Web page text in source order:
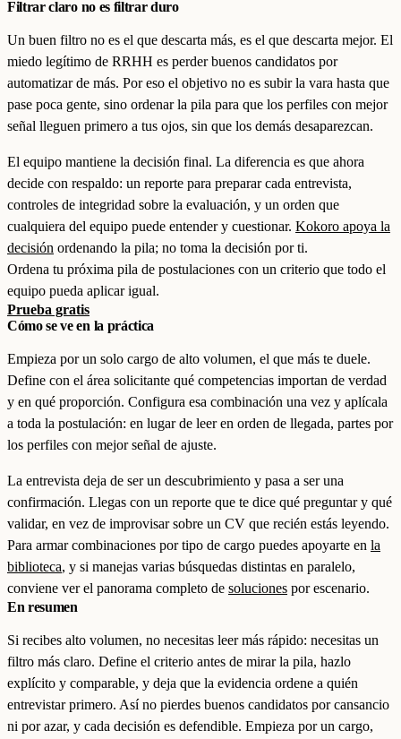
Filtrar claro no es filtrar duro
Un buen filtro no es el que descarta más, es el que descarta mejor. El
miedo legítimo de RRHH es perder buenos candidatos por
automatizar de más. Por eso el objetivo no es subir la vara hasta que
pase poca gente, sino ordenar la pila para que los perfiles con mejor
señal lleguen primero a tus ojos, sin que los demás desaparezcan.
El equipo mantiene la decisión final. La diferencia es que ahora
decide con respaldo: un reporte para preparar cada entrevista,
controles de integridad sobre la evaluación, y un orden que
cualquiera del equipo puede entender y cuestionar. Kokoro apoya la
decisión ordenando la pila; no toma la decisión por ti.
Ordena tu próxima pila de postulaciones con un criterio que todo el
equipo pueda aplicar igual.
Prueba gratis
Cómo se ve en la práctica
Empieza por un solo cargo de alto volumen, el que más te duele.
Define con el área solicitante qué competencias importan de verdad
y en qué proporción. Configura esa combinación una vez y aplícala
a toda la postulación: en lugar de leer en orden de llegada, partes por
los perfiles con mejor señal de ajuste.
La entrevista deja de ser un descubrimiento y pasa a ser una
confirmación. Llegas con un reporte que te dice qué preguntar y qué
validar, en vez de improvisar sobre un CV que recién estás leyendo.
Para armar combinaciones por tipo de cargo puedes apoyarte en la
biblioteca, y si manejas varias búsquedas distintas en paralelo,
conviene ver el panorama completo de soluciones por escenario.
En resumen
Si recibes alto volumen, no necesitas leer más rápido: necesitas un
filtro más claro. Define el criterio antes de mirar la pila, hazlo
explícito y comparable, y deja que la evidencia ordene a quién
entrevistar primero. Así no pierdes buenos candidatos por cansancio
ni por azar, y cada decisión es defendible. Empieza por un cargo,